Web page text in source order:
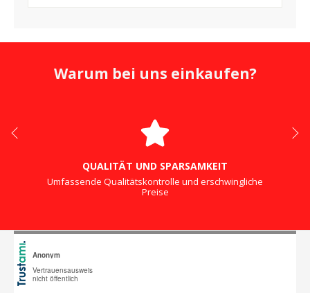
Warum bei uns einkaufen?
QUALITÄT UND SPARSAMKEIT
Umfassende Qualitätskontrolle und erschwingliche
Preise